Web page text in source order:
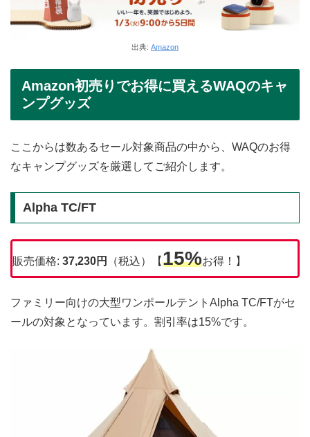
出典: Amazon
Amazon初売りでお得に買えるWAQのキャ
ンプグッズ
ここからは数あるセール対象商品の中から、WAQのお得
なキャンプグッズを厳選してご紹介します。
Alpha TC/FT
販売価格: 37,230円 （税込）【15%お得！】
ファミリー向けの大型ワンポールテントAlpha TC/FTがセ
ールの対象となっています。割引率は15%です。